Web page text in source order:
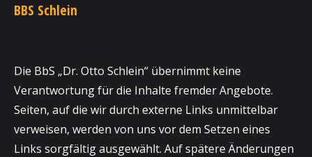
BBS Schlein
Die BbS „Dr. Otto Schlein“ übernimmt keine
Verantwortung für die Inhalte fremder Angebote.
Seiten, auf die wir durch externe Links unmittelbar
verweisen, werden von uns vor dem Setzen eines
Links sorgfältig ausgewählt. Auf spätere Änderungen